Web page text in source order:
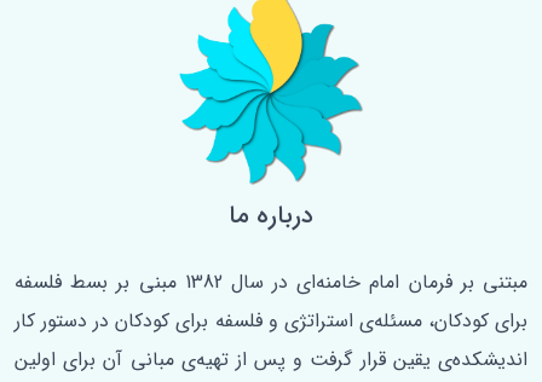
درباره ما
مبتنی بر فرمان امام خامنه‌ای در سال 1382 مبنی بر بسط فلسفه‌
برای کودکان، مسئله‌ی استراتژی و فلسفه برای کودکان در دستور کار
اندیشکده‌ی یقین قرار گرفت و پس از تهیه‌ی مبانی آن برای اولین